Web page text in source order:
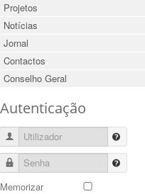
Projetos
Notícias
Jornal
Contactos
Conselho Geral
Autenticação
Utilizador
Senha
Memorizar